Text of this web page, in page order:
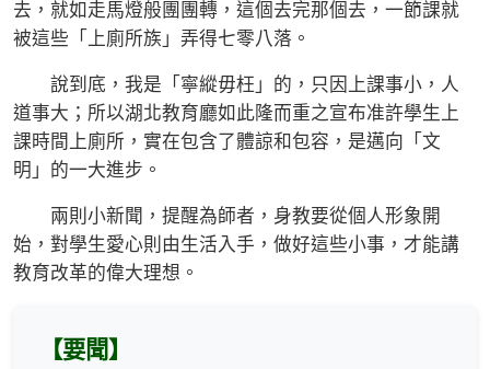
去，就如走馬燈般團團轉，這個去完那個去，一節課就
被這些「上廁所族」弄得七零八落。
說到底，我是「寧縱毋枉」的，只因上課事小，人
道事大；所以湖北教育廳如此隆而重之宣布准許學生上
課時間上廁所，實在包含了體諒和包容，是邁向「文
明」的一大進步。
兩則小新聞，提醒為師者，身教要從個人形象開
始，對學生愛心則由生活入手，做好這些小事，才能講
教育改革的偉大理想。
【要聞】